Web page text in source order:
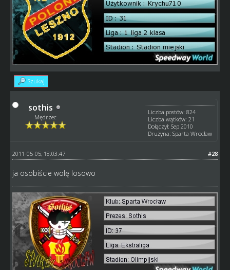
Szukaj
sothis
Mędrzec
Liczba postów: 824
Liczba wątków: 21
Dołączył: Sep 2010
Drużyna: Sparta Wrocław
#28
2011-05-05, 18:03:47
ja osobiście wolę losowo